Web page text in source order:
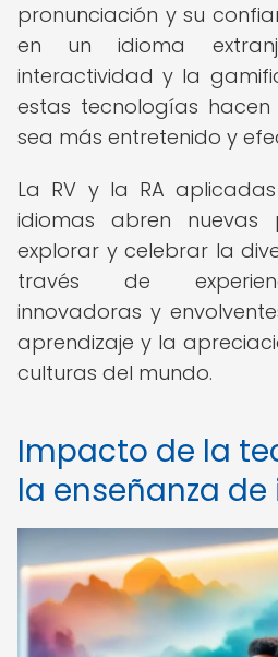
pronunciación y su
en un idioma
interactividad y la
estas tecnologías
sea más entretenido y
La RV y la RA
idiomas abren nuevas
explorar y celebrar la
través de
innovadoras y
aprendizaje y la
culturas del mundo.
Impacto de la
la enseñanza